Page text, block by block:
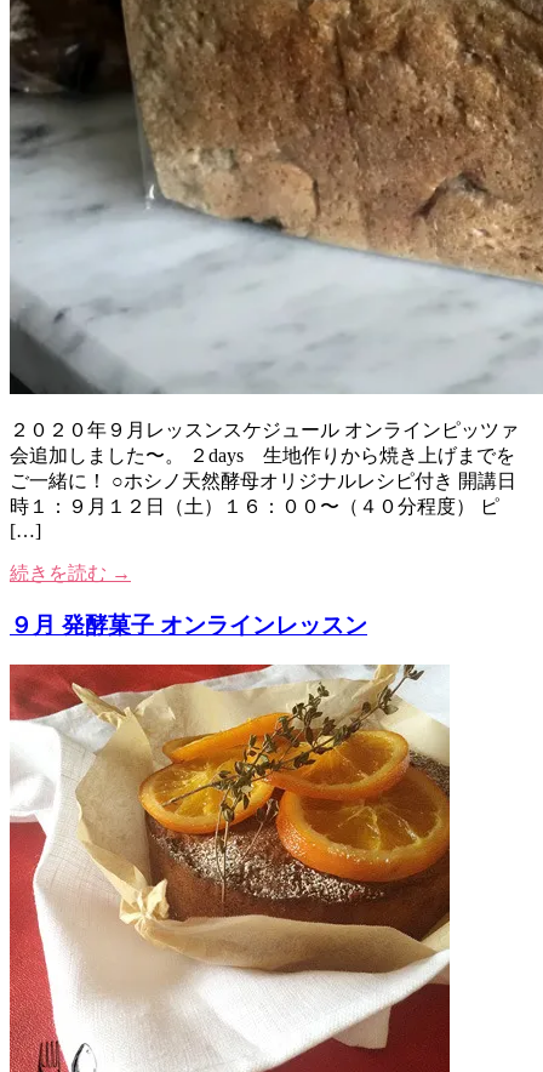
２０２０年９月レッスンスケジュール オンラインピッツァ
会追加しました〜。 ２days 生地作りから焼き上げまでを
ご一緒に！ ○ホシノ天然酵母オリジナルレシピ付き 開講日
時１：９月１２日（土）１６：００〜（４０分程度） ピ
[…]
続きを読む →
９月 発酵菓子 オンラインレッスン